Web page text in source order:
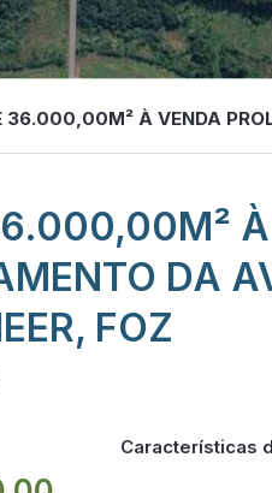
36.000,00M² À VENDA
DA
FOZ
Características